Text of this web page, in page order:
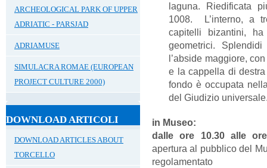
ARCHEOLOGICAL PARK OF UPPER
ADRIATIC - PARSJAD
ADRIAMUSE
SIMULACRA ROMAE (EUROPEAN
PROJECT CULTURE 2000)
DOWNLOAD ARTICOLI
DOWNLOAD ARTICLES ABOUT
TORCELLO
laguna. Riedificata
1008. L’interno, a
capitelli bizantini,
geometrici.
l’abside maggiore,
e la cappella di
fondo è occupata
del Giudizio
in Museo:
dalle ore 10.30 alle
apertura al pubblico del
regolamentato